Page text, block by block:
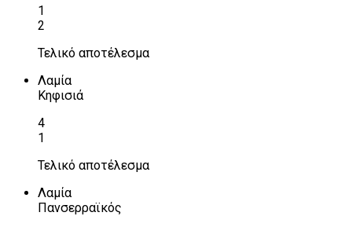
1
2
Τελικό αποτέλεσμα
Λαμία
Κηφισιά
4
1
Τελικό αποτέλεσμα
Λαμία
Πανσερραϊκός